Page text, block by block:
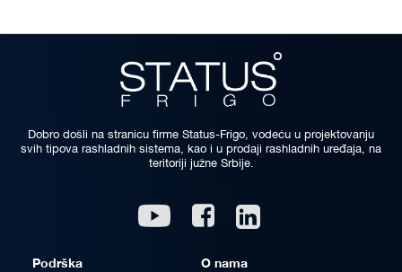
Dobro došli na stranicu firme Status-Frigo, vodeću u projektovanju
svih tipova rashladnih sistema, kao i u prodaji rashladnih uređaja, na
teritoriji južne Srbije.
Youtube Facebook
Podrška O nama